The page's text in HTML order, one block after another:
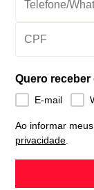
Quero
E-mail
Ao informar
privacidade.